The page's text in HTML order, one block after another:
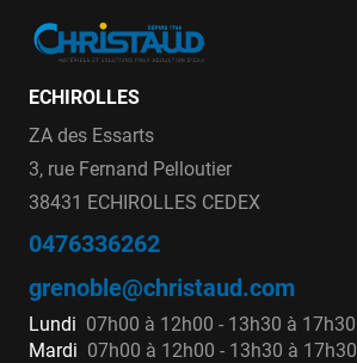
ECHIROLLES
ZA des Essarts
3, rue Fernand Pelloutier
38431 ECHIROLLES CEDEX
0476336262
grenoble@christaud.com
Lundi 07h00 à 12h00 - 13h30 à 17h30
Mardi 07h00 à 12h00 - 13h30 à 17h30